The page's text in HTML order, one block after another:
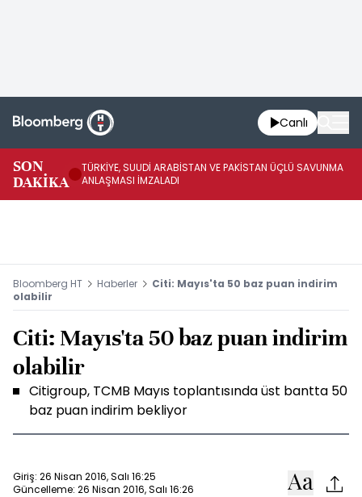
Canlı
SON
DAKİKA
TÜRKİYE, SUUDİ ARABİSTAN VE PAKİSTAN ÜÇLÜ SAVUNMA
ANLAŞMASI İMZALADI
Bloomberg HT Haberler
Citi: Mayıs'ta 50 baz puan indirim
olabilir
Citi: Mayıs'ta 50 baz puan indirim
olabilir
Citigroup, TCMB Mayıs toplantısında üst bantta 50
baz puan indirim bekliyor
Giriş: 26 Nisan 2016, Salı 16:25
Güncelleme: 26 Nisan 2016, Salı 16:26